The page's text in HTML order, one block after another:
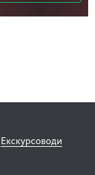
Екскурсоводи